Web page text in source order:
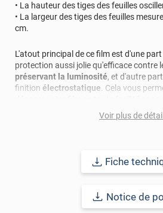
• La hauteur des tiges des feuilles
• La largeur des tiges des feuilles
cm.
L'atout principal de ce film est d'une
protection aussi jolie qu'efficace contre
préservant la luminosité, et d'autre
finition électrostatique . Cela vous
Référence produit :STAT674i.
Voir plus de
Fiche
Notice de